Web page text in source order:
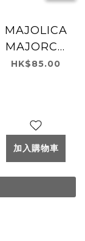
MAJOLICA
MAJORCA
Line
HK$85.00
加入購物車